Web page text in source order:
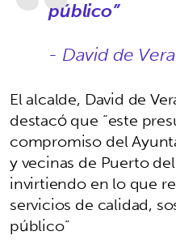
público”
- David de Vera
El alcalde, David de
destacó que “este
compromiso del
y vecinas de Puerto
invirtiendo en lo que
servicios de calidad,
público”